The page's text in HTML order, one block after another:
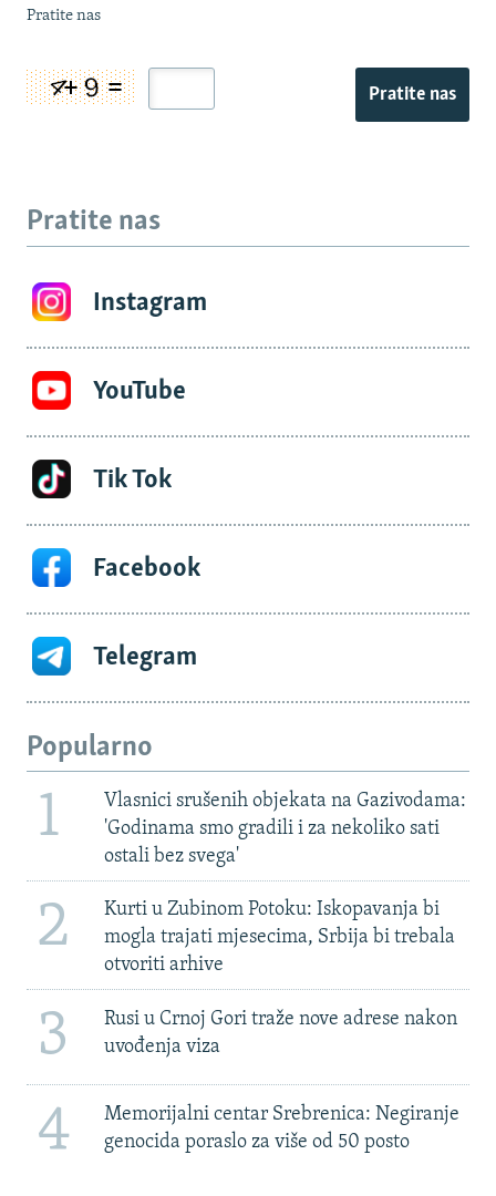
Pratite nas
Pratite nas
Pratite nas
Instagram
YouTube
Tik Tok
Facebook
Telegram
Popularno
1
Vlasnici srušenih objekata na Gazivodama:
'Godinama smo gradili i za nekoliko sati
ostali bez svega'
2
Kurti u Zubinom Potoku: Iskopavanja bi
mogla trajati mjesecima, Srbija bi trebala
otvoriti arhive
3
Rusi u Crnoj Gori traže nove adrese nakon
uvođenja viza
4
Memorijalni centar Srebrenica: Negiranje
genocida poraslo za više od 50 posto